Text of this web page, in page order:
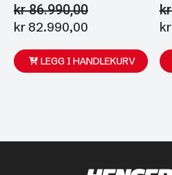
kr86.990,00
Opprinnelig
var:
kr 86.990,00.
kr 82.990,00
er:
kr 82.990,00.
LEGG I HANDLEKURV
kr
kr